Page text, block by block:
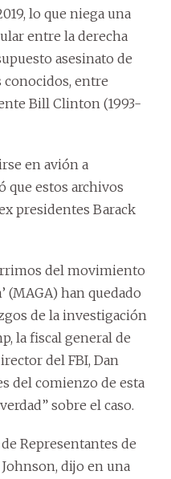
lo que niega una
entre la derecha
asesinato de
conocidos, entre
Bill Clinton (1993-
en avión a
que estos archivos
presidentes Barack
del movimiento
(MAGA) han quedado
de la investigación
la fiscal general de
del FBI, Dan
del comienzo de esta
sobre el caso.
Representantes de
dijo en una